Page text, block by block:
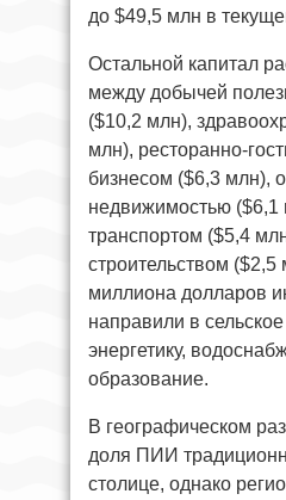
до $49,5 млн в
Остальной капитал
между добычей
($10,2 млн),
млн), ресторанно-
бизнесом ($6,3 млн),
недвижимостью ($6,1
транспортом ($5,4
строительством
миллиона долларов
направили в
энергетику,
образование.
В географическом
доля ПИИ
столице, однако